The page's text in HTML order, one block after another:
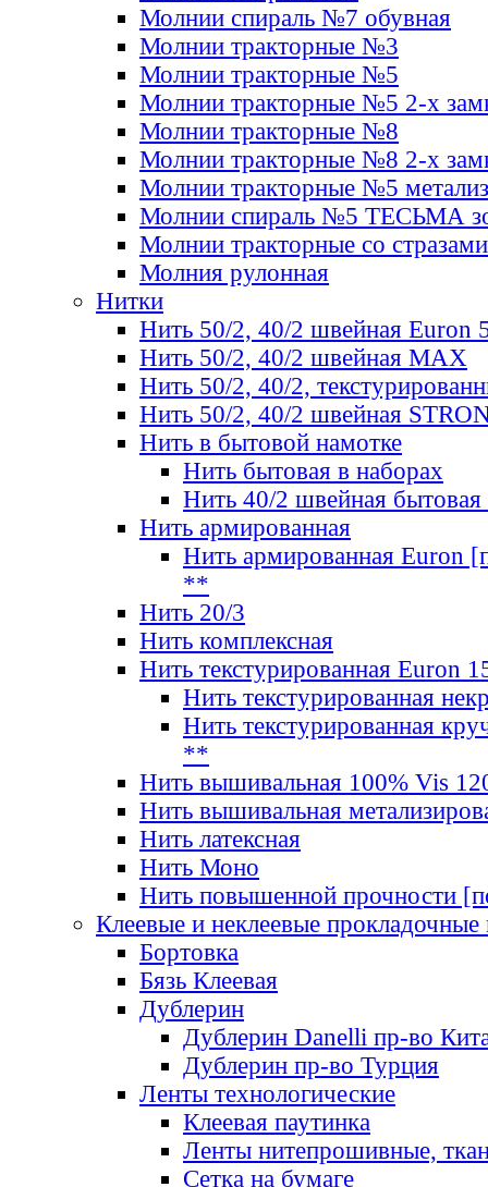
Молнии спираль №7 обувная
Молнии тракторные №3
Молнии тракторные №5
Молнии тракторные №5 2-х
Молнии тракторные №8
Молнии тракторные №8 2-х
Молнии тракторные №5
Молнии спираль №5 ТЕСЬМА
Молнии тракторные со стразами
Молния рулонная
Нитки
Нить 50/2, 40/2 швейная Euron
Нить 50/2, 40/2 швейная МАХ
Нить 50/2, 40/2,
Нить 50/2, 40/2 швейная
Нить в бытовой намотке
Нить бытовая в наборах
Нить 40/2 швейная бытовая
Нить армированная
Нить армированная Euron
**
Нить 20/3
Нить комплексная
Нить текстурированная Euron
Нить текстурированная
Нить текстурированная
**
Нить вышивальная 100% Vis
Нить вышивальная
Нить латексная
Нить Моно
Нить повышенной прочности
Клеевые и неклеевые прокладочные
Бортовка
Бязь Клеевая
Дублерин
Дублерин Danelli пр-во
Дублерин пр-во Турция
Ленты технологические
Клеевая паутинка
Ленты нитепрошивные,
Сетка на бумаге